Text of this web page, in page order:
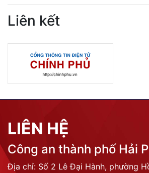
Liên kết
LIÊN HỆ
Công an thành phố Hải
Địa chỉ: Số 2 Lê Đại Hành, phường